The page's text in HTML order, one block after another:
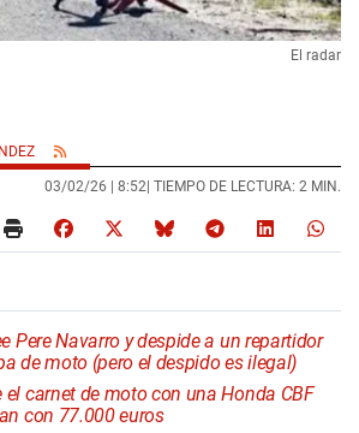
El radar
03/02/26 | 8:52| TIEMPO DE LECTURA: 2 MIN.
Pere Navarro y despide a un repartidor
de moto (pero el despido es ilegal)
el carnet de moto con una Honda CBF
con 77.000 euros